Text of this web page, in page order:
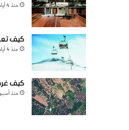
منذ 4 أيام
كيف
منذ 4 أيام
كيف
منذ